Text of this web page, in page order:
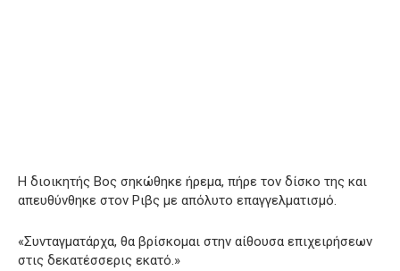
Η διοικητής Βος σηκώθηκε ήρεμα, πήρε τον δίσκο της και
απευθύνθηκε στον Ριβς με απόλυτο επαγγελματισμό.
«Συνταγματάρχα, θα βρίσκομαι στην αίθουσα επιχειρήσεων
στις δεκατέσσερις εκατό.»